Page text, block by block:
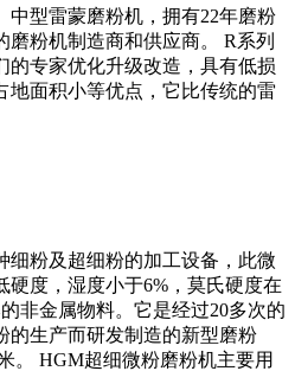
中型雷蒙磨粉机，拥有22年磨粉
磨粉机制造商和供应商。 R系列
的专家优化升级改造，具有低损
地面积小等优点，它比传统的雷
细粉及超细粉的加工设备，此微
硬度，湿度小于6%，莫氏硬度在
非金属物料。它是经过20多次的
的生产而研发制造的新型磨粉
。 HGM超细微粉磨粉机主要用